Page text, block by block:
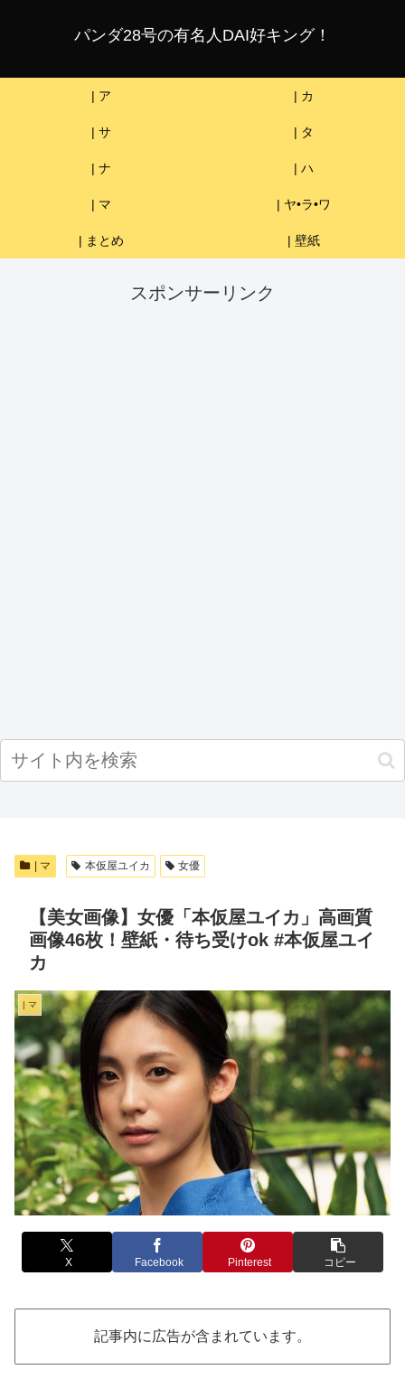
パンダ28号の有名人DAI好キング！
| ア | カ
| サ | タ
| ナ | ハ
| マ | ヤ•ラ•ワ
| まとめ | 壁紙
スポンサーリンク
| マ 本仮屋ユイカ 女優
【美女画像】女優「本仮屋ユイカ」高画質
画像46枚！壁紙・待ち受けok #本仮屋ユイ
カ
| マ
X Facebook Pinterest コピー
記事内に広告が含まれています。